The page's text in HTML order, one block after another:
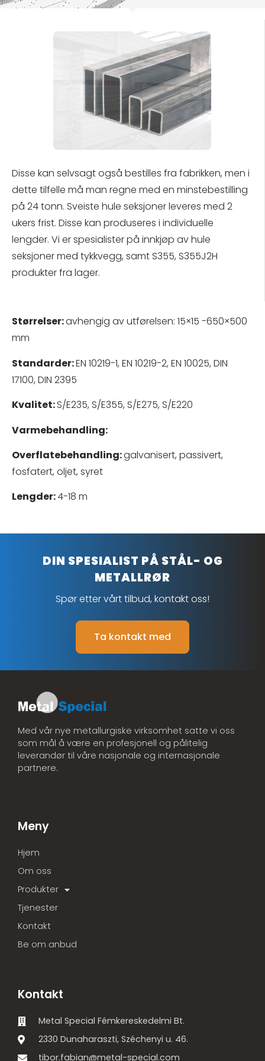
Disse kan selvsagt også bestilles fra fabrikken, men i
dette tilfelle må man regne med en minstebestilling
på 24 tonn. Sveiste hule seksjoner leveres med 2
ukers frist. Disse kan produseres i individuelle
lengder. Vi er spesialister på innkjøp av hule
seksjoner med tykkvegg, samt S355, S355J2H
produkter fra lager.
Størrelser:avhengig av utførelsen: 15×15 -650×500
mm
Standarder:EN 10219-1, EN 10219-2, EN 10025, DIN
17100, DIN 2395
Kvalitet:S/E235, S/E355, S/E275, S/E220
Varmebehandling:
Overflatebehandling:galvanisert, passivert,
fosfatert, oljet, syret
Lengder:4-18 m
DIN SPESIALIST PÅ STÅL- OG
METALLRØR
Spør etter vårt tilbud, kontakt oss!
Ta kontakt med
Med vår nye metallurgiske virksomhet satte vi oss
som mål å være en profesjonell og pålitelig
leverandør til våre nasjonale og internasjonale
partnere.
Meny
Hjem
Om oss
Produkter
Tjenester
Kontakt
Be om anbud
Kontakt
Metal Special Fémkereskedelmi Bt.
2330 Dunaharaszti, Széchenyi u. 46.
tibor.fabian@metal-special.com